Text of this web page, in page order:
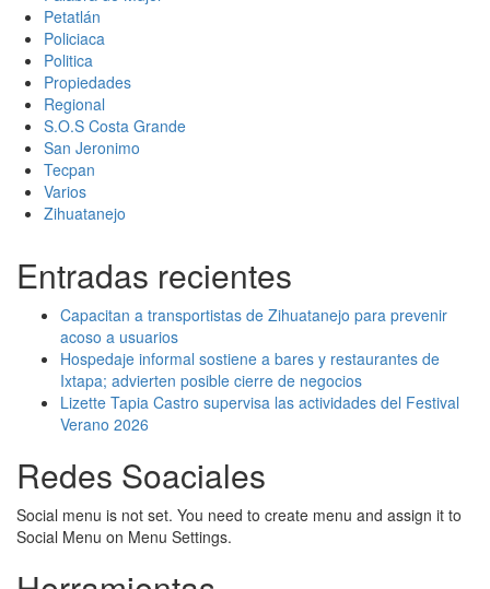
Petatlán
Policiaca
Politica
Propiedades
Regional
S.O.S Costa Grande
San Jeronimo
Tecpan
Varios
Zihuatanejo
Entradas recientes
Capacitan a transportistas de Zihuatanejo para prevenir
acoso a usuarios
Hospedaje informal sostiene a bares y restaurantes de
Ixtapa; advierten posible cierre de negocios
Lizette Tapia Castro supervisa las actividades del Festival
Verano 2026
Redes Soaciales
Social menu is not set. You need to create menu and assign it to
Social Menu on Menu Settings.